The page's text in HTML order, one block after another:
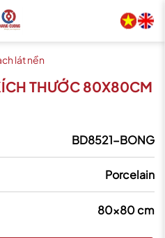
lát nền
THƯỚC 80X80CM
BD8521-BONG
Porcelain
80x80 cm